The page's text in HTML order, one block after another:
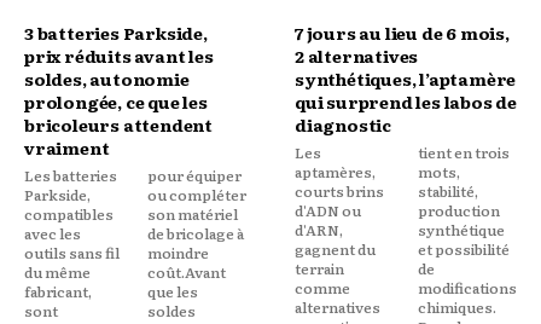
3 batteries Parkside,
prix réduits avant les
soldes, autonomie
prolongée, ce que les
bricoleurs attendent
vraiment
Les batteries
Parkside,
compatibles
avec les
outils sans fil
du même
fabricant,
sont
pour équiper
ou compléter
son matériel
de bricolage à
moindre
coût.Avant
que les
soldes
7 jours au lieu de 6 mois,
2 alternatives
synthétiques, l’aptamère
qui surprend les labos de
diagnostic
Les
aptamères,
courts brins
d'ADN ou
d'ARN,
gagnent du
terrain
comme
alternatives
tient en trois
mots,
stabilité,
production
synthétique
et possibilité
de
modifications
chimiques.